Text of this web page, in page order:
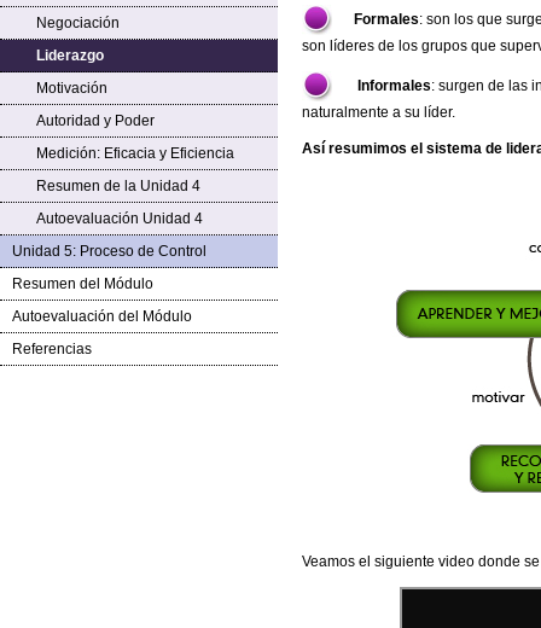
Negociación
Liderazgo
Motivación
Autoridad y Poder
Medición: Eficacia y Eficiencia
Resumen de la Unidad 4
Autoevaluación Unidad 4
Unidad 5: Proceso de Control
Resumen del Módulo
Autoevaluación del Módulo
Referencias
Formales: son los que
son líderes de los grupos que
Informales: surgen de las
naturalmente a su líder.
Así resumimos el sistema de
Veamos el siguiente video donde